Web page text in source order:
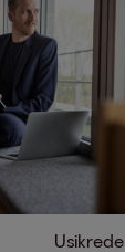
Usikrede